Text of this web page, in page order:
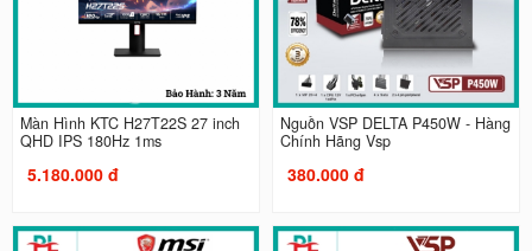
Màn Hình KTC H27T22S 27 inch
QHD IPS 180Hz 1ms
5.180.000 đ
Nguồn VSP DELTA P450W - Hàng
Chính Hãng Vsp
380.000 đ